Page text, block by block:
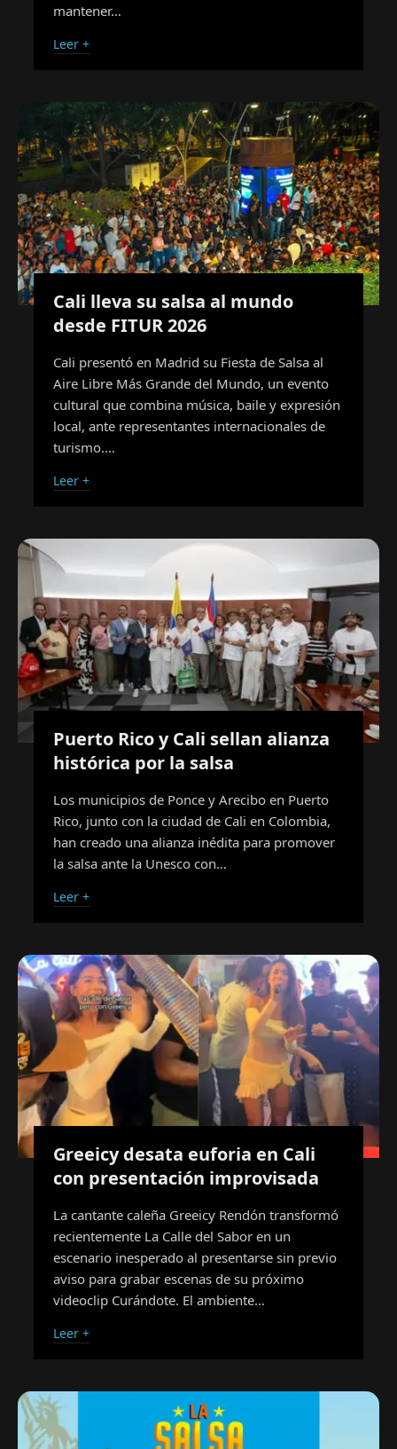
mantener…
Leer +
Cali lleva su salsa al mundo
desde FITUR 2026
Cali presentó en Madrid su Fiesta de Salsa al
Aire Libre Más Grande del Mundo, un evento
cultural que combina música, baile y expresión
local, ante representantes internacionales de
turismo.…
Leer +
Puerto Rico y Cali sellan alianza
histórica por la salsa
Los municipios de Ponce y Arecibo en Puerto
Rico, junto con la ciudad de Cali en Colombia,
han creado una alianza inédita para promover
la salsa ante la Unesco con…
Leer +
Greeicy desata euforia en Cali
con presentación improvisada
La cantante caleña Greeicy Rendón transformó
recientemente La Calle del Sabor en un
escenario inesperado al presentarse sin previo
aviso para grabar escenas de su próximo
videoclip Curándote. El ambiente…
Leer +